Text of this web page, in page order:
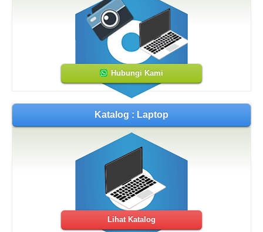
Hubungi Kami
Katalog : Laptop
Lihat Katalog